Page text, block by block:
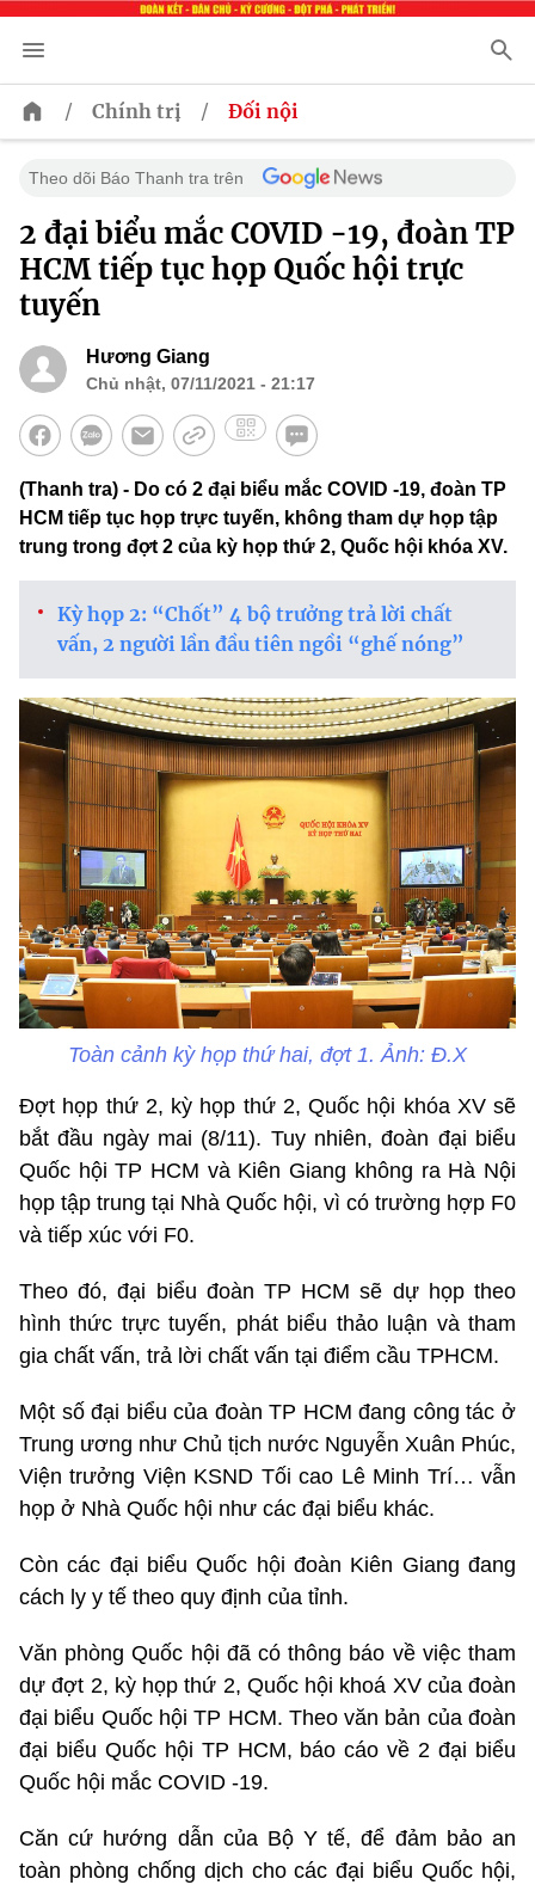
/ Chính trị / Đối nội
Theo dõi Báo Thanh tra trên
2 đại biểu mắc COVID -19, đoàn TP
HCM tiếp tục họp Quốc hội trực
tuyến
Hương Giang
Chủ nhật, 07/11/2021 - 21:17
(Thanh tra) - Do có 2 đại biểu mắc COVID -19, đoàn TP
HCM tiếp tục họp trực tuyến, không tham dự họp tập
trung trong đợt 2 của kỳ họp thứ 2, Quốc hội khóa XV.
Kỳ họp 2: “Chốt” 4 bộ trưởng trả lời chất
vấn, 2 người lần đầu tiên ngồi “ghế nóng”
Toàn cảnh kỳ họp thứ hai, đợt 1. Ảnh: Đ.X
Đợt họp thứ 2, kỳ họp thứ 2, Quốc hội khóa XV sẽ
bắt đầu ngày mai (8/11). Tuy nhiên, đoàn đại biểu
Quốc hội TP HCM và Kiên Giang không ra Hà Nội
họp tập trung tại Nhà Quốc hội, vì có trường hợp F0
và tiếp xúc với F0.
Theo đó, đại biểu đoàn TP HCM sẽ dự họp theo
hình thức trực tuyến, phát biểu thảo luận và tham
gia chất vấn, trả lời chất vấn tại điểm cầu TPHCM.
Một số đại biểu của đoàn TP HCM đang công tác ở
Trung ương như Chủ tịch nước Nguyễn Xuân Phúc,
Viện trưởng Viện KSND Tối cao Lê Minh Trí… vẫn
họp ở Nhà Quốc hội như các đại biểu khác.
Còn các đại biểu Quốc hội đoàn Kiên Giang đang
cách ly y tế theo quy định của tỉnh.
Văn phòng Quốc hội đã có thông báo về việc tham
dự đợt 2, kỳ họp thứ 2, Quốc hội khoá XV của đoàn
đại biểu Quốc hội TP HCM. Theo văn bản của đoàn
đại biểu Quốc hội TP HCM, báo cáo về 2 đại biểu
Quốc hội mắc COVID -19.
Căn cứ hướng dẫn của Bộ Y tế, để đảm bảo an
toàn phòng chống dịch cho các đại biểu Quốc hội,